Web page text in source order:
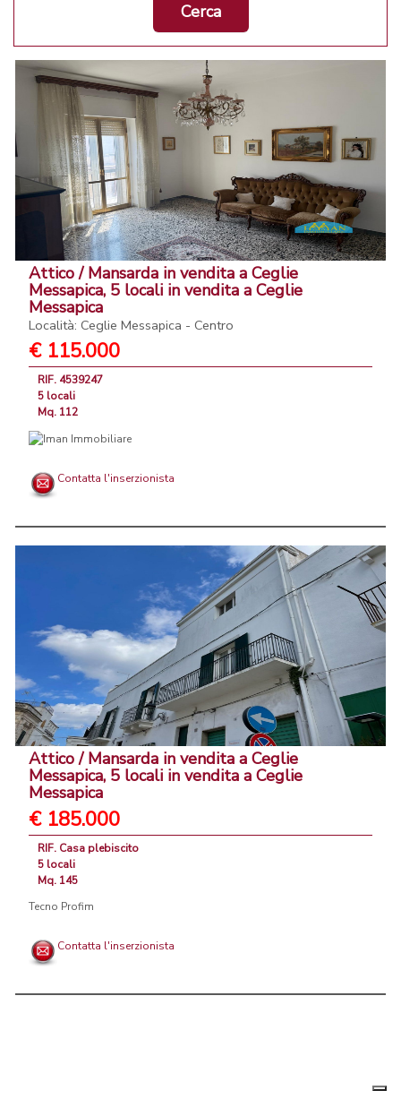
Cerca
Attico / Mansarda in vendita a Ceglie
Messapica, 5 locali in vendita a Ceglie
Messapica
Località: Ceglie Messapica - Centro
€ 115.000
RIF. 4539247
5 locali
Mq. 112
Contatta l'inserzionista
Attico / Mansarda in vendita a Ceglie
Messapica, 5 locali in vendita a Ceglie
Messapica
€ 185.000
RIF. Casa plebiscito
5 locali
Mq. 145
Tecno Profim
Contatta l'inserzionista